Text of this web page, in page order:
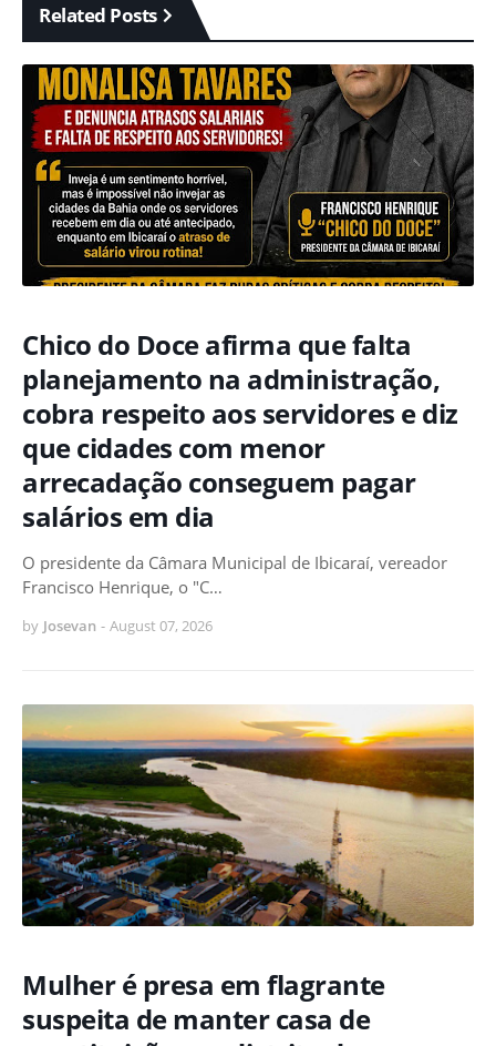
Related Posts
Chico do Doce afirma que falta
planejamento na administração,
cobra respeito aos servidores e diz
que cidades com menor
arrecadação conseguem pagar
salários em dia
O presidente da Câmara Municipal de Ibicaraí, vereador
Francisco Henrique, o "C…
by Josevan - August 07, 2026
Mulher é presa em flagrante
suspeita de manter casa de